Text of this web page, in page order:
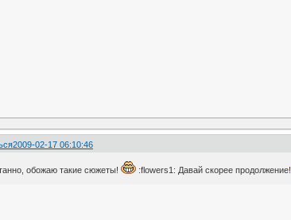
2009-02-17 06:10:46
обожаю такие сюжеты!
:flowers1: Давай скорее продолжение!